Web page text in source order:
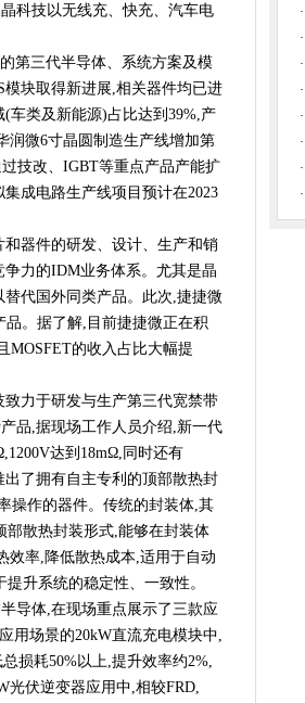
推介系列活动 人工智能专场成功举办
集中对接
技术“跃迁”
效清洁体验
准范式
上海国际乐器展首日
模型
新时代
工艺获嘉宾点赞
业注入活力
效率提升！
能半导体产业升级优化
国际标准
伙伴
科技以无线充、快充、汽车电
第三代半导体、系统方案及模
块取得新进展,相关器件均已进
车类及新能源)占比达到39%,产
润微6寸晶圆制造生产线增加第
技改、IGBT等重点产品产能扩
成电路生产线项目预计在2023
器件的研发、设计、生产和销
力的IDM业务体系。尤其是晶
代国外同类产品。此次,捷捷微
。据了解,目前捷捷微正在积
MOSFET的收入占比大幅提
力于研发与生产第三代宽禁带
品,据现场工作人员介绍,新一代
达到18mΩ,同时还有
了拥有自主专利的顶部散热封
操作的器件。传统的封装体,其
部散热封装形式,能够在封装体
效率,降低散热成本,适用于自动
升系统的稳定性、一致性。
导体,在现场重点展示了三款应
用场景的20kW直流充电模块中,
损耗50%以上,提升效率约2%,
光伏逆变器应用中,相较FRD,
·
·
·
·
·
·
·
·